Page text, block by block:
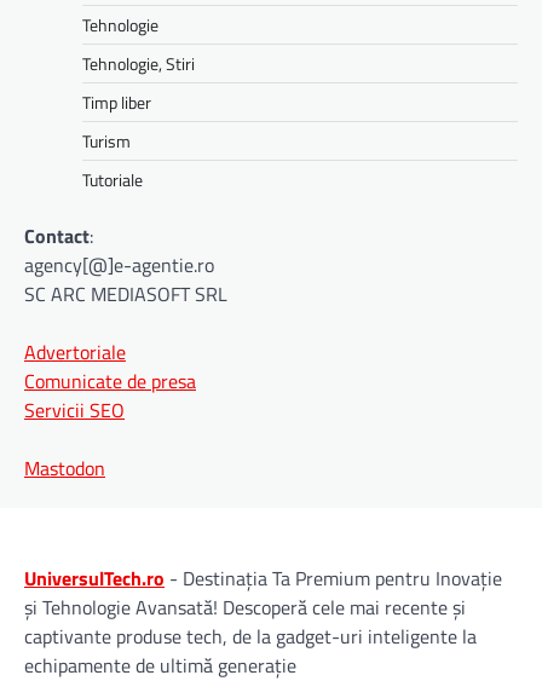
Tehnologie
Tehnologie, Stiri
Timp liber
Turism
Tutoriale
Contact:
agency[@]e-agentie.ro
SC ARC MEDIASOFT SRL
Advertoriale
Comunicate de presa
Servicii SEO
Mastodon
UniversulTech.ro - Destinația Ta Premium pentru Inovație
și Tehnologie Avansată! Descoperă cele mai recente și
captivante produse tech, de la gadget-uri inteligente la
echipamente de ultimă generație